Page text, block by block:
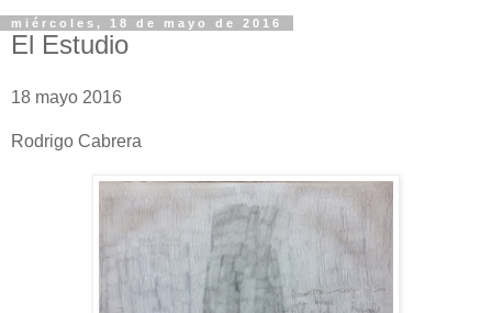
miércoles, 18 de mayo de 2016
El Estudio
18 mayo 2016
Rodrigo Cabrera